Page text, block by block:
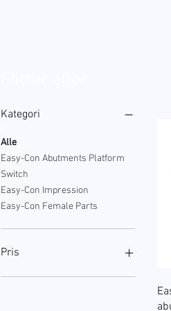
Kategori
Alle
Easy-Con Abutments Platform
Switch
Easy-Con Impression
Easy-Con Female Parts
Pris